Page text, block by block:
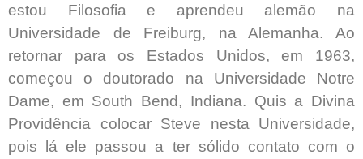
estou Filosofia e aprendeu alemão na
Universidade de Freiburg, na Alemanha. Ao
retornar para os Estados Unidos, em 1963,
começou o doutorado na Universidade Notre
Dame, em South Bend, Indiana. Quis a Divina
Providência colocar Steve nesta Universidade,
pois lá ele passou a ter sólido contato com o